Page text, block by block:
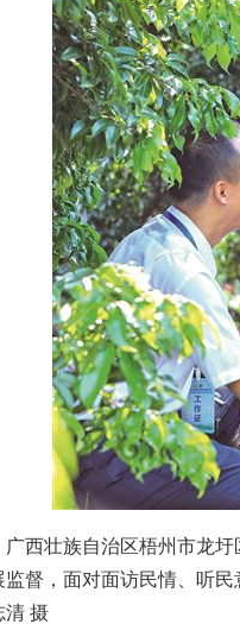
壮族自治区梧州市龙圩
监督，面对面访民情、听
清 摄